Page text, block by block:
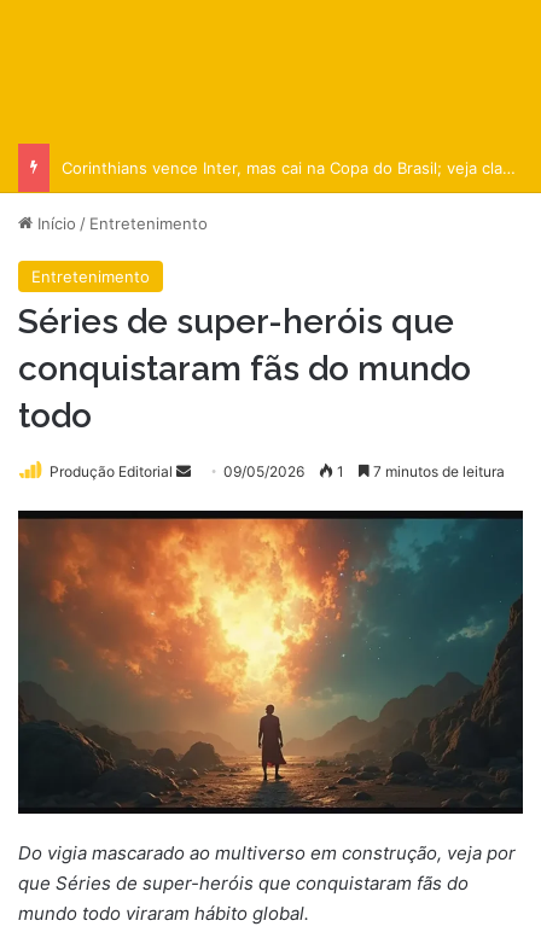
Corinthians vence Inter, mas cai na Copa do Brasil; veja classificados
Início / Entretenimento
Entretenimento
Séries de super-heróis que
conquistaram fãs do mundo
todo
Produção Editorial
Mande
mail
09/05/2026 1 7 minutos de leitura
Do vigia mascarado ao multiverso em construção, veja por
que Séries de super-heróis que conquistaram fãs do
mundo todo viraram hábito global.